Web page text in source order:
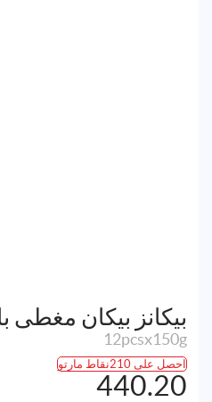
بيكانز بيكان مغطى
12pcsx150g
احصل على 210نقاط مارتو
440.20